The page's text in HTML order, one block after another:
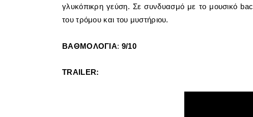
γλυκόπικρη γεύση. Σε συνδυασμό με το μουσικό
του τρόμου και του μυστήριου.
ΒΑΘΜΟΛΟΓΙΑ: 9/10
TRAILER: